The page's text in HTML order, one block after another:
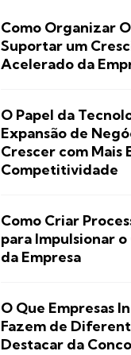
Como Organizar
Suportar um
Acelerado da
O Papel da
Expansão de
Crescer com Mais
Competitividade
Como Criar
para Impulsionar
da Empresa
O Que Empresas
Fazem de
Destacar da